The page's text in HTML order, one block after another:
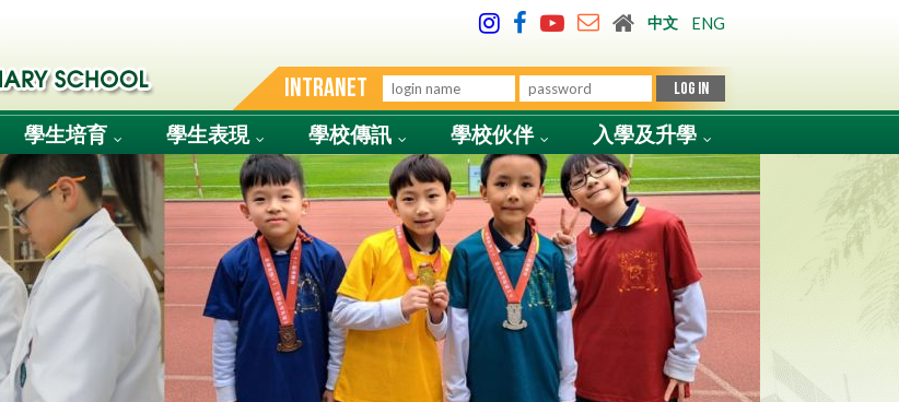
中文 ENG
INTRANET
學生培育 學生表現 學校傳訊 學校伙伴 入學及升學